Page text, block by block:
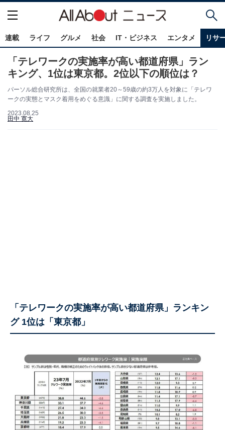
連載 ライフ グルメ 社会 IT・ビジネス エンタメ リサ
「テレワークの実施率が高い都道府県」ラン
キング、1位は東京都。2位以下の順位は？
パーソル総合研究所は、全国の就業者20～59歳の約3万人を対象に「テレワ
ークの実態とマスク着用をめぐる意識」に関する調査を実施しました。
2023.08.25
田中 寛大
「テレワークの実施率が高い都道府県」ランキン
グ 1位は「東京都」